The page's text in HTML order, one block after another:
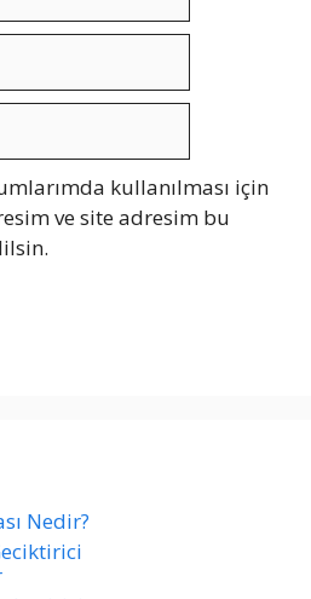
kullanılması için
ve site adresim bu
Nedir?